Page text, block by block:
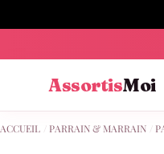
AssortisMoi
ACCUEIL PARRAIN & MARRAIN